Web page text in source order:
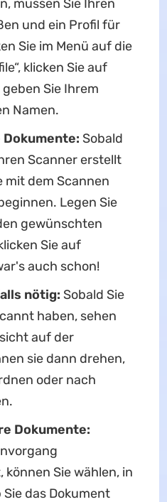
müssen Sie Ihren
und ein Profil für
Sie im Menü auf die
klicken Sie auf
Sie Ihrem
Namen.
Dokumente: Sobald
Scanner erstellt
mit dem Scannen
Legen Sie
gewünschten
Sie auf
auch schon!
nötig: Sobald Sie
haben, sehen
auf der
sie dann drehen,
oder nach
Dokumente:
können Sie wählen, in
das Dokument